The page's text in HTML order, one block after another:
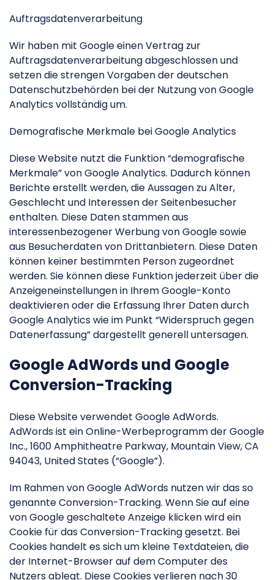
Auftragsdatenverarbeitung
Wir haben mit Google einen Vertrag zur
Auftragsdatenverarbeitung abgeschlossen und
setzen die strengen Vorgaben der deutschen
Datenschutzbehörden bei der Nutzung von Google
Analytics vollständig um.
Demografische Merkmale bei Google Analytics
Diese Website nutzt die Funktion “demografische
Merkmale” von Google Analytics. Dadurch können
Berichte erstellt werden, die Aussagen zu Alter,
Geschlecht und Interessen der Seitenbesucher
enthalten. Diese Daten stammen aus
interessenbezogener Werbung von Google sowie
aus Besucherdaten von Drittanbietern. Diese Daten
können keiner bestimmten Person zugeordnet
werden. Sie können diese Funktion jederzeit über die
Anzeigeneinstellungen in Ihrem Google-Konto
deaktivieren oder die Erfassung Ihrer Daten durch
Google Analytics wie im Punkt “Widerspruch gegen
Datenerfassung” dargestellt generell untersagen.
Google AdWords und Google
Conversion-Tracking
Diese Website verwendet Google AdWords.
AdWords ist ein Online-Werbeprogramm der Google
Inc., 1600 Amphitheatre Parkway, Mountain View, CA
94043, United States (“Google”).
Im Rahmen von Google AdWords nutzen wir das so
genannte Conversion-Tracking. Wenn Sie auf eine
von Google geschaltete Anzeige klicken wird ein
Cookie für das Conversion-Tracking gesetzt. Bei
Cookies handelt es sich um kleine Textdateien, die
der Internet-Browser auf dem Computer des
Nutzers ablegt. Diese Cookies verlieren nach 30